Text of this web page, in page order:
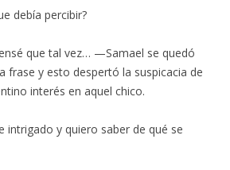
debía percibir?
que tal vez… —Samael se quedó
frase y esto despertó la suspicacia de
interés en aquel chico.
intrigado y quiero saber de qué se